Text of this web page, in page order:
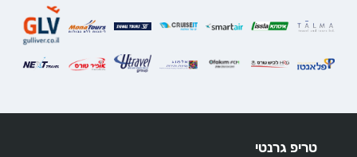
טריפ גרנטי